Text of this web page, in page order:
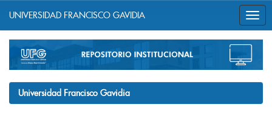
navigation
UNIVERSIDAD FRANCISCO GAVIDIA
Universidad Francisco Gavidia